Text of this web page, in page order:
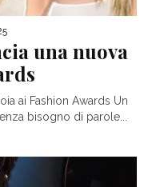
una nuova
ai Fashion Awards Un
bisogno di parole...